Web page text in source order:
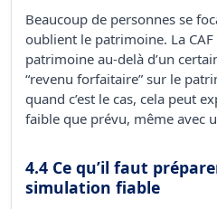
Beaucoup de personnes se
oublient le patrimoine. La
patrimoine au-delà d’un
“revenu forfaitaire” sur le
quand c’est le cas, cela peut
faible que prévu, même avec
4.4 Ce qu’il faut
simulation fiable